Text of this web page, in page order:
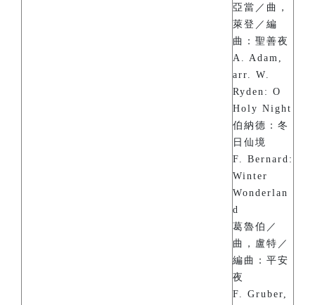
亞當／曲，
萊登／編
曲：聖善夜
A. Adam,
arr. W.
Ryden: O
Holy Night
伯納德：冬
日仙境
F. Bernard:
Winter
Wonderlan
d
葛魯伯／
曲，盧特／
編曲：平安
夜
F. Gruber,